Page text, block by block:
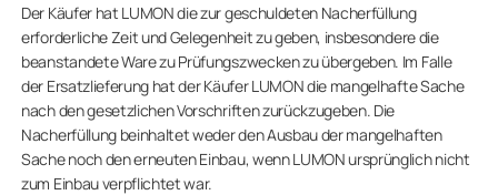
Der Käufer hat LUMON die zur geschuldeten Nacherfüllung
erforderliche Zeit und Gelegenheit zu geben, insbesondere die
beanstandete Ware zu Prüfungszwecken zu übergeben. Im Falle
der Ersatzlieferung hat der Käufer LUMON die mangelhafte Sache
nach den gesetzlichen Vorschriften zurückzugeben. Die
Nacherfüllung beinhaltet weder den Ausbau der mangelhaften
Sache noch den erneuten Einbau, wenn LUMON ursprünglich nicht
zum Einbau verpflichtet war.